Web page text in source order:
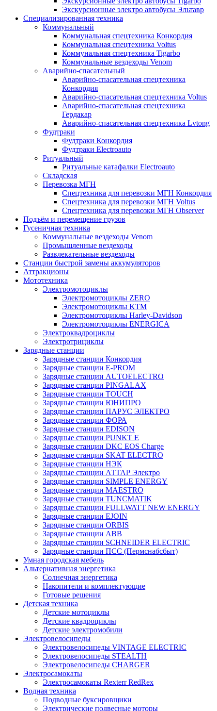
Экскурсионные электро автобусы Эльтавр
Специализированная техника
Коммунальный
Коммунальная спецтехника Конкордия
Коммунальная спецтехника Voltus
Коммунальная спецтехника Tigarbo
Коммунальные вездеходы Venom
Аварийно-спасательный
Аварийно-спасательная спецтехника
Конкордия
Аварийно-спасательная спецтехника Voltus
Аварийно-спасательная спецтехника
Гердакар
Аварийно-спасательная спецтехника Lvtong
Фудтраки
Фудтраки Конкордия
Фудтраки Electroauto
Ритуальный
Ритуальные катафалки Electroauto
Складская
Перевозка МГН
Спецтехника для перевозки МГН Конкордия
Спецтехника для перевозки МГН Voltus
Спецтехника для перевозки МГН Observer
Подъём и перемещение грузов
Гусеничная техника
Коммунальные вездеходы Venom
Промышленные вездеходы
Развлекательные вездеходы
Станции быстрой замены аккумуляторов
Аттракционы
Мототехника
Электромотоциклы
Электромотоциклы ZERO
Электромотоциклы KTM
Электромотоциклы Harley-Davidson
Электромотоциклы ENERGICA
Электроквадроциклы
Электротрициклы
Зарядные станции
Зарядные станции Конкордия
Зарядные станции E-PROM
Зарядные станции AUTOELECTRO
Зарядные станции PINGALAX
Зарядные станции TOUCH
Зарядные станции ЮНИПРО
Зарядные станции ПАРУС ЭЛЕКТРО
Зарядные станции ФОРА
Зарядные станции EDISON
Зарядные станции PUNKT E
Зарядные станции DKC EOS Charge
Зарядные станции SKAT ELECTRO
Зарядные станции НЭК
Зарядные станции АТТАР Электро
Зарядные станции SIMPLE ENERGY
Зарядные станции MAESTRO
Зарядные станции TUNCMATIK
Зарядные станции FULLWATT NEW ENERGY
Зарядные станции EJOIN
Зарядные станции ORBIS
Зарядные станции ABB
Зарядные станции SCHNEIDER ELECTRIC
Зарядные станции ПСС (Пермснабсбыт)
Умная городская мебель
Альтернативная энергетика
Солнечная энергетика
Накопители и комплектующие
Готовые решения
Детская техника
Детские мотоциклы
Детские квадроциклы
Детские электромобили
Электровелосипеды
Электровелосипеды VINTAGE ELECTRIC
Электровелосипеды STEALTH
Электровелосипеды CHARGER
Электросамокаты
Электросамокаты Rexterr RedRex
Водная техника
Подводные буксировщики
Электрические подвесные моторы